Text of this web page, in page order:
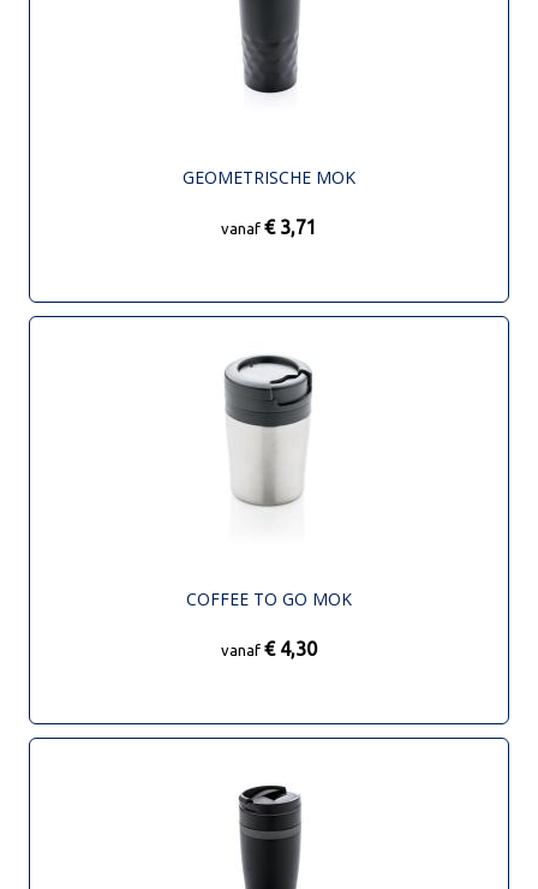
GEOMETRISCHE MOK
vanaf € 3,71
COFFEE TO GO MOK
vanaf € 4,30